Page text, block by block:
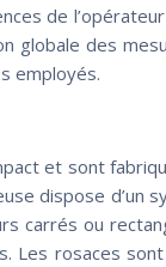
de
globale des
employés.
et sont
dispose d’un
carrés ou
Les rosaces